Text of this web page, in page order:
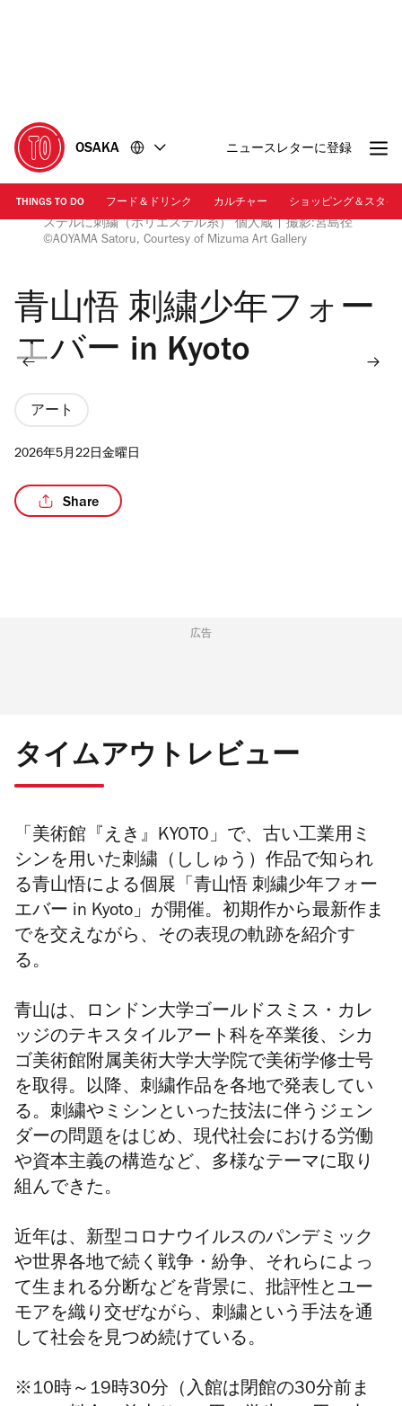
に
移
動
移
動
OSAKA ニュースレターに登録
THINGS TO DO フード＆ドリンク カルチャー ショッピング＆スタイ
《Foundscape（2018年 東京の夕暮れ）》2024年 ポリエ
ステルに刺繍（ポリエステル糸） 個人蔵 | 撮影:宮島径
©︎AOYAMA Satoru, Courtesy of Mizuma Art Gallery
青山悟 刺繍少年フォー
エバー in Kyoto
アート
2026年5月22日金曜日
Share
広告
タイムアウトレビュー
「美術館『えき』 KYOTO」で、古い工業用ミ
シンを用いた刺繍（ししゅう） 作品で知られ
る青山悟による個展「青山悟 刺繍少年フォー
エバー in Kyoto」が開催。初期作から最新作ま
でを交えながら、その表現の軌跡を紹介す
る。
青山は、ロンドン大学ゴールドスミス・カレ
ッジのテキスタイルアート科を卒業後、シカ
ゴ美術館附属美術大学大学院で美術学修士号
を取得。以降、刺繍作品を各地で発表してい
る。刺繍やミシンといった技法に伴うジェン
ダーの問題をはじめ、現代社会における労働
や資本主義の構造など、多様なテーマに取り
組んできた。
近年は、新型コロナウイルスのパンデミック
や世界各地で続く戦争・紛争、それらによっ
て生まれる分断などを背景に、批評性とユー
モアを織り交ぜながら、刺繍という手法を通
して社会を見つめ続けている。
※10時～19時30分（入館は閉館の30分前ま